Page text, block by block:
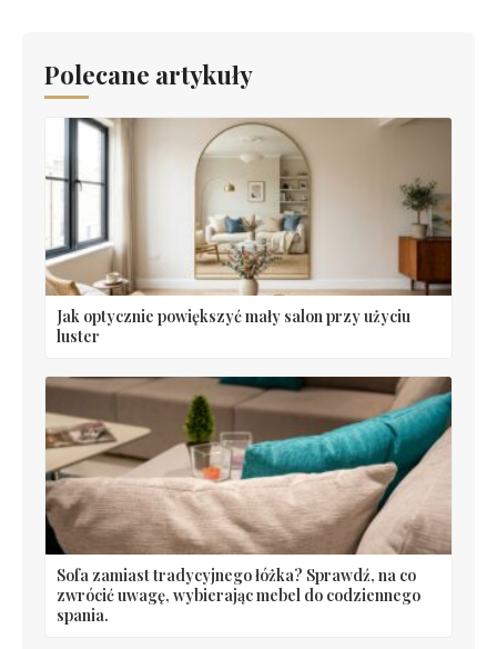
Polecane artykuły
Jak optycznie powiększyć mały salon przy użyciu
luster
Sofa zamiast tradycyjnego łóżka? Sprawdź, na co
zwrócić uwagę, wybierając mebel do codziennego
spania.